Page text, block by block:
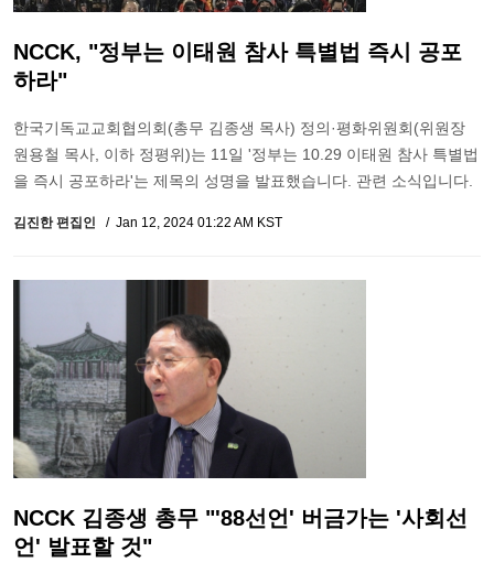
NCCK, "정부는 이태원 참사 특별법 즉시 공포
하라"
한국기독교교회협의회(총무 김종생 목사) 정의·평화위원회(위원장
원용철 목사, 이하 정평위)는 11일 '정부는 10.29 이태원 참사 특별법
을 즉시 공포하라'는 제목의 성명을 발표했습니다. 관련 소식입니다.
김진한 편집인 Jan 12, 2024 01:22 AM KST
NCCK 김종생 총무 "'88선언' 버금가는 '사회선
언' 발표할 것"